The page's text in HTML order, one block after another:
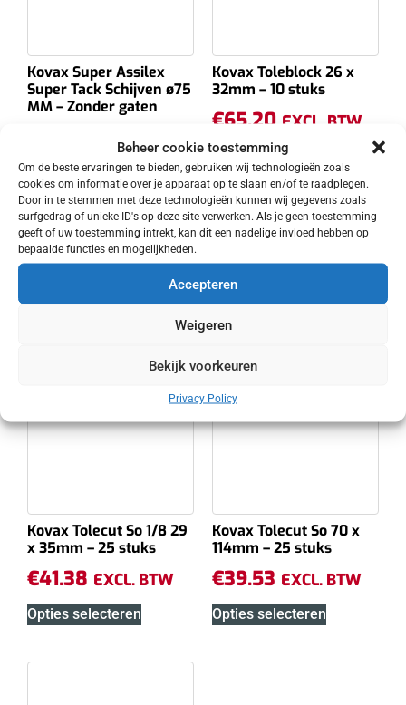
Beheer cookie toestemming
Om de beste ervaringen te bieden, gebruiken wij technologieën zoals
cookies om informatie over je apparaat op te slaan en/of te raadplegen.
Door in te stemmen met deze technologieën kunnen wij gegevens zoals
surfgedrag of unieke ID's op deze site verwerken. Als je geen toestemming
geeft of uw toestemming intrekt, kan dit een nadelige invloed hebben op
bepaalde functies en mogelijkheden.
Accepteren
Weigeren
Bekijk voorkeuren
Privacy Policy
Kovax Super Assilex
Super Tack Schijven ø75
MM – Zonder gaten
EXCL. BTW
Opties selecteren
Kovax Toleblock 26 x
32mm – 10 stuks
€65.20 EXCL. BTW
Toevoegen aan
winkelwagen
Kovax Tolecut So 1/8 29
x 35mm – 25 stuks
€41.38 EXCL. BTW
Opties selecteren
Kovax Tolecut So 70 x
114mm – 25 stuks
€39.53 EXCL. BTW
Opties selecteren